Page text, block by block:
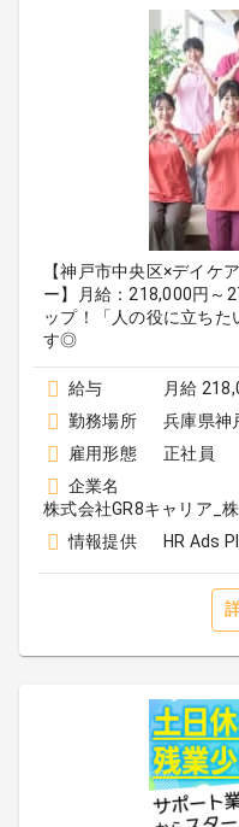
【神戸市中央区×デイケ
ー】月給：218,000円～
ップ！「人の役に立ちた
す◎
給与
月給
勤務場所
兵庫県神
雇用形態
正社員
企業名
株式会社GR8キャリア_
情報提供
HR Ads